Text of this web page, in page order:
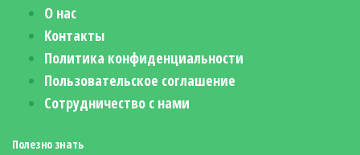
О нас
Контакты
Политика конфиденциальности
Пользовательское соглашение
Сотрудничество с нами
Полезно знать